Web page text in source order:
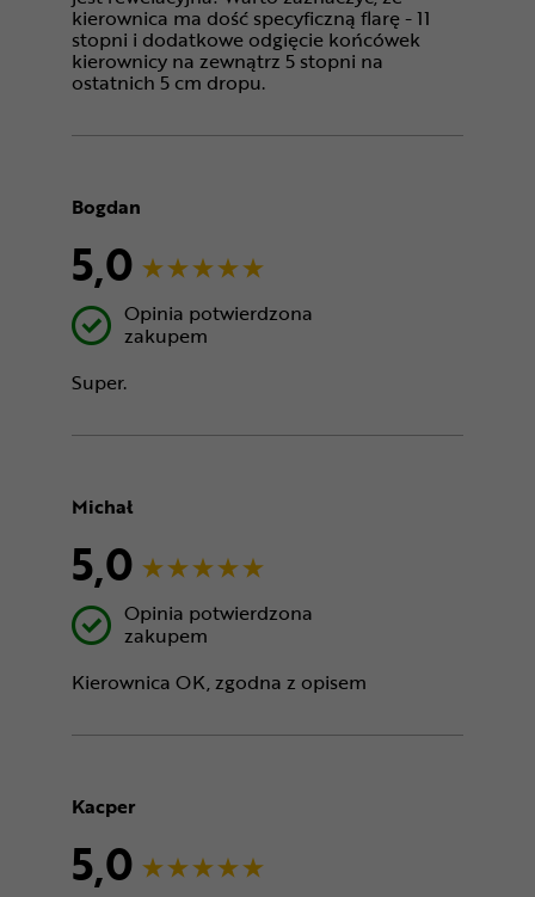
kierownica ma dość specyficzną flarę - 11
stopni i dodatkowe odgięcie końcówek
kierownicy na zewnątrz 5 stopni na
ostatnich 5 cm dropu.
Bogdan
5,0
Opinia potwierdzona
zakupem
Super.
Michał
5,0
Opinia potwierdzona
zakupem
Kierownica OK, zgodna z opisem
Kacper
5,0